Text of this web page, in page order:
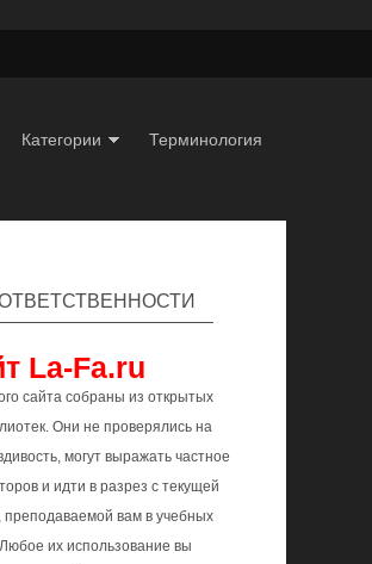
Категории Терминология
La-Fa.ru
сайта собраны из открытых
Они не проверялись на
могут выражать частное
и идти в разрез с текущей
преподаваемой вам в учебных
их использование вы